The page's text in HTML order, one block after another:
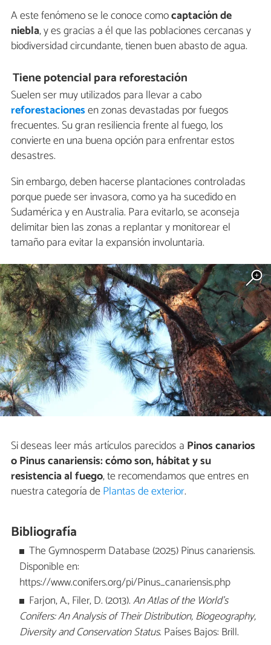
A este fenómeno se le conoce comocaptación de
niebla, y es gracias a él que las poblaciones cercanas y
biodiversidad circundante, tienen buen abasto de agua.
Tiene potencial para reforestación
Suelen ser muy utilizados para llevar a cabo
reforestacionesen zonas devastadas por fuegos
frecuentes. Su gran resiliencia frente al fuego, los
convierte en una buena opción para enfrentar estos
desastres.
Sin embargo, deben hacerse plantaciones controladas
porque puede ser invasora, como ya ha sucedido en
Sudamérica y en Australia. Para evitarlo, se aconseja
delimitar bien las zonas a replantar y monitorear el
tamaño para evitar la expansión involuntaria.
Si deseas leer más artículos parecidos a Pinos canarios
o Pinus canariensis: cómo son, hábitat y su
resistencia al fuego, te recomendamos que entres en
nuestra categoría dePlantas de exterior.
Bibliografía
The Gymnosperm Database (2025) Pinus canariensis.
Disponible en:
https://www.conifers.org/pi/Pinus_canariensis.php
Farjon, A., Filer, D. (2013).An Atlas of the World's
Conifers: An Analysis of Their Distribution, Biogeography,
Diversity and Conservation Status. Países Bajos: Brill.